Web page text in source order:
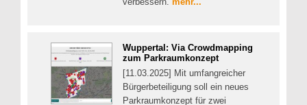
Wuppertal: Via Crowdmapping
zum Parkraumkonzept
[11.03.2025] Mit umfangreicher
Bürgerbeteiligung soll ein neues
Parkraumkonzept für zwei